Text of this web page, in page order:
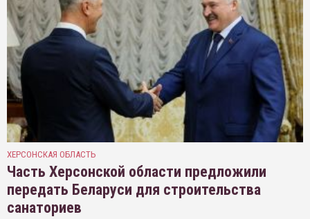
ХЕРСОНСКАЯ ОБЛАСТЬ
Часть Херсонской области предложили
передать Беларуси для строительства
санаториев